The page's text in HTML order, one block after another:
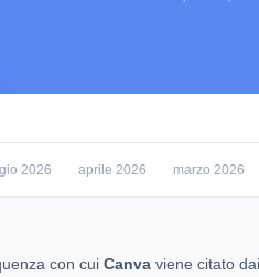
2026 aprile 2026 marzo 2026
con cui Canva viene citato